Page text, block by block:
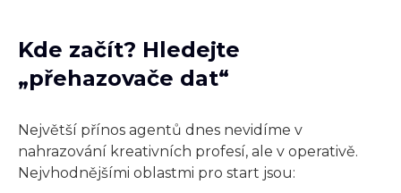
Kde začít? Hledejte
„přehazovače dat“
Největší přínos agentů dnes nevidíme v
nahrazování kreativních profesí, ale v operativě.
Nejvhodnějšími oblastmi pro start jsou: